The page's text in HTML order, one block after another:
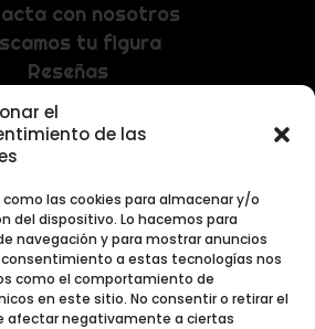
el
de las
las cookies para almacenar y/o
del dispositivo. Lo hacemos para
navegación y para mostrar anuncios
consentimiento a estas tecnologías nos
como el comportamiento de
en este sitio. No consentir o retirar el
afectar negativamente a ciertas
con nosotros
tu figura
Reseñas
noticias y promociones